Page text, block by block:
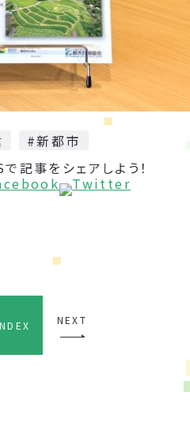
#新都市
記事をシェアしよう！
NEXT